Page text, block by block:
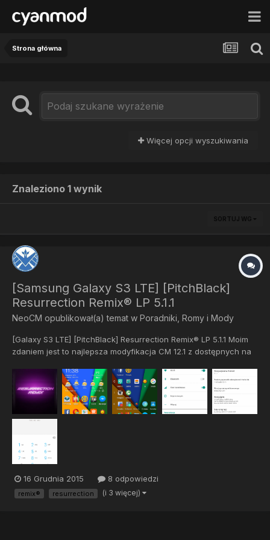
Strona główna
Więcej opcji wyszukiwania
Znaleziono 1 wynik
SORTUJ WG
[Samsung Galaxy S3 LTE] [PitchBlack]
Resurrection Remix® LP 5.1.1
NeoCM opublikował(a) temat w Poradniki, Romy i Mody
[Galaxy S3 LTE] [PitchBlack] Resurrection Remix® LP 5.1.1 Moim
zdaniem jest to najlepsza modyfikacja CM 12.1 z dostępnych na
Pobierz ROM i Gapps Wrzuć pliki na kartę pamięci Uruchom...
16 Grudnia 2015 8 odpowiedzi
remix® resurrection (i 3 więcej)